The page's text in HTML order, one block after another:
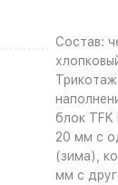
Состав:
блок TFK
20 мм с
(зима),
мм с